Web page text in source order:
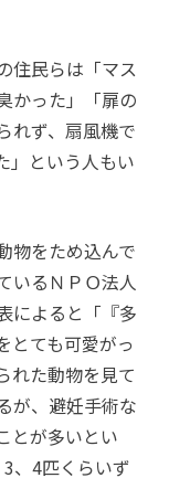
住民らは「マス
かった」「扉の
れず、扇風機で
」という人もい
物をため込んで
いるＮＰＯ法人
によると「『多
とても可愛がっ
れた動物を見て
が、避妊手術な
とが多いとい
、4匹くらいず